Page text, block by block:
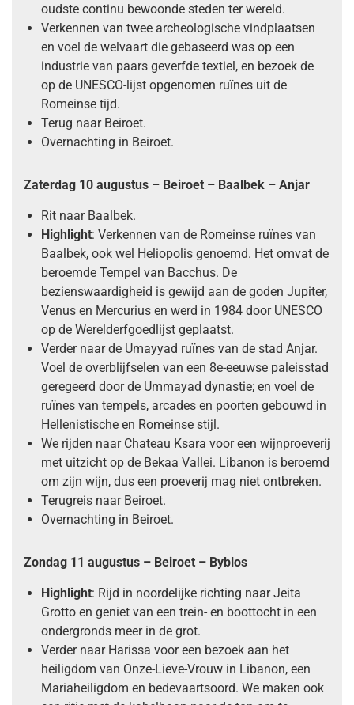
oudste continu bewoonde steden ter wereld.
Verkennen van twee archeologische vindplaatsen
en voel de welvaart die gebaseerd was op een
industrie van paars geverfde textiel, en bezoek de
op de UNESCO-lijst opgenomen ruïnes uit de
Romeinse tijd.
Terug naar Beiroet.
Overnachting in Beiroet.
Zaterdag 10 augustus – Beiroet – Baalbek – Anjar
Rit naar Baalbek.
Highlight: Verkennen van de Romeinse ruïnes van
Baalbek, ook wel Heliopolis genoemd. Het omvat de
beroemde Tempel van Bacchus. De
bezienswaardigheid is gewijd aan de goden Jupiter,
Venus en Mercurius en werd in 1984 door UNESCO
op de Werelderfgoedlijst geplaatst.
Verder naar de Umayyad ruïnes van de stad Anjar.
Voel de overblijfselen van een 8e-eeuwse paleisstad
geregeerd door de Ummayad dynastie; en voel de
ruïnes van tempels, arcades en poorten gebouwd in
Hellenistische en Romeinse stijl.
We rijden naar Chateau Ksara voor een wijnproeverij
met uitzicht op de Bekaa Vallei. Libanon is beroemd
om zijn wijn, dus een proeverij mag niet ontbreken.
Terugreis naar Beiroet.
Overnachting in Beiroet.
Zondag 11 augustus – Beiroet – Byblos
Highlight: Rijd in noordelijke richting naar Jeita
Grotto en geniet van een trein- en boottocht in een
ondergronds meer in de grot.
Verder naar Harissa voor een bezoek aan het
heiligdom van Onze-Lieve-Vrouw in Libanon, een
Mariaheiligdom en bedevaartsoord. We maken ook